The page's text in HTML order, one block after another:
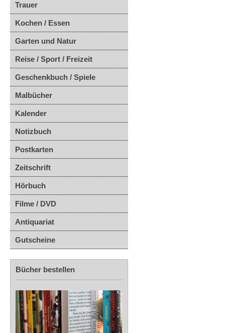
Trauer
Kochen / Essen
Garten und Natur
Reise / Sport / Freizeit
Geschenkbuch / Spiele
Malbücher
Kalender
Notizbuch
Postkarten
Zeitschrift
Hörbuch
Filme / DVD
Antiquariat
Gutscheine
Bücher bestellen